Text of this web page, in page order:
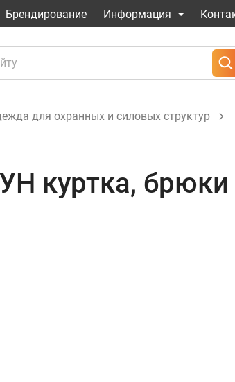
Брендирование Информация
для охранных и силовых структур
куртка, брюки